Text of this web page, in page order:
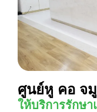
ศูนย์หู คอ จ
ให้บริการรักษ